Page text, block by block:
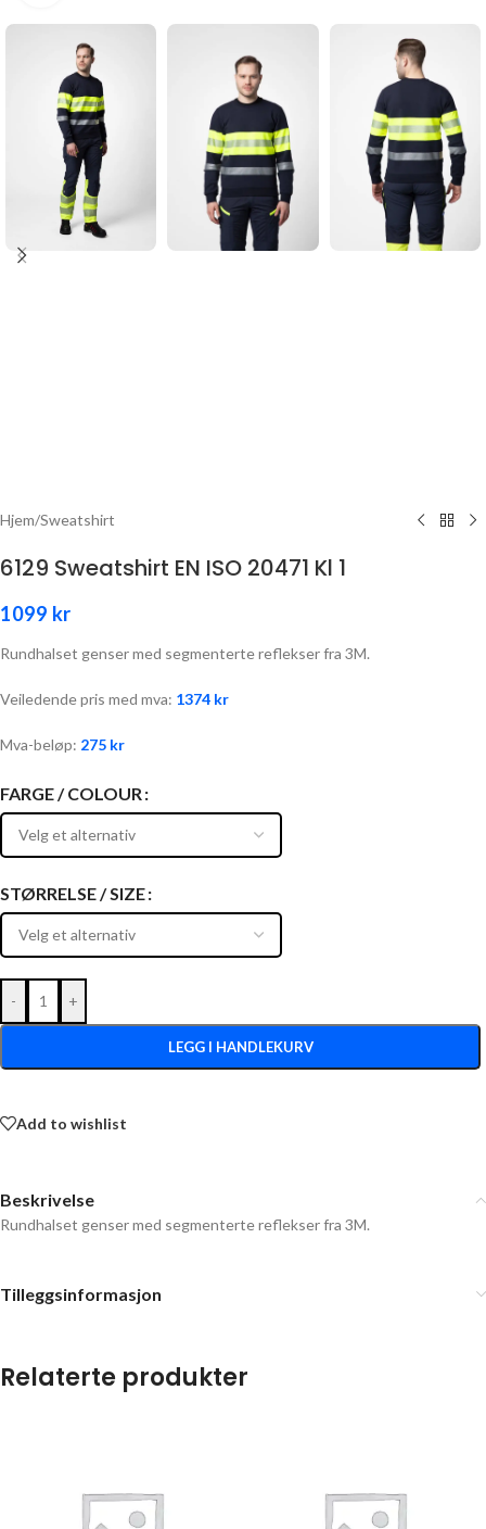
Hjem/Sweatshirt
6129 Sweatshirt EN ISO 20471 Kl 1
1099 kr
Rundhalset genser med segmenterte reflekser fra 3M.
Veiledende pris med mva: 1374 kr
Mva-beløp: 275 kr
FARGE / COLOUR
STØRRELSE / SIZE
- +
LEGG I HANDLEKURV
Add to wishlist
Beskrivelse
Rundhalset genser med segmenterte reflekser fra 3M.
Tilleggsinformasjon
Relaterte produkter